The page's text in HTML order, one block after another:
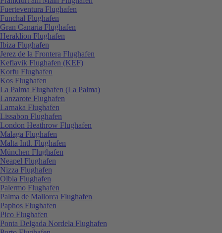
Fuerteventura Flughafen
Funchal Flughafen
Gran Canaria Flughafen
Heraklion Flughafen
Ibiza Flughafen
Jerez de la Frontera Flughafen
Keflavik Flughafen (KEF)
Korfu Flughafen
Kos Flughafen
La Palma Flughafen (La Palma)
Lanzarote Flughafen
Larnaka Flughafen
Lissabon Flughafen
London Heathrow Flughafen
Malaga Flughafen
Malta Intl. Flughafen
München Flughafen
Neapel Flughafen
Nizza Flughafen
Olbia Flughafen
Palermo Flughafen
Palma de Mallorca Flughafen
Paphos Flughafen
Pico Flughafen
Ponta Delgada Nordela Flughafen